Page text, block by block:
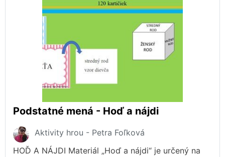
Podstatné mená - Hoď a nájdi
Aktivity hrou - Petra Foľková
HOĎ A NÁJDI Materiál „Hoď a nájdi“ je určený na